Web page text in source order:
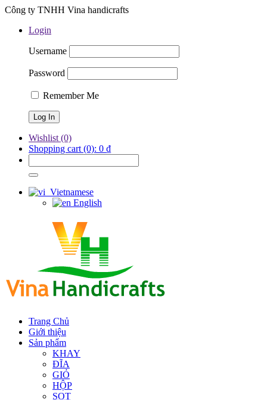
Công ty TNHH Vina handicrafts
Login
Username
Password
Remember Me
Wishlist (0)
Shopping cart (0): 0 ₫
Vietnamese
English
Trang Chủ
Giới thiệu
Sản phẩm
KHAY
ĐĨA
GIỎ
HỘP
SỌT